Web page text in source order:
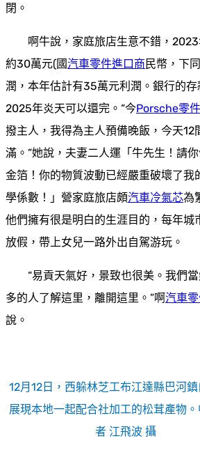
閉。
啊牛說，家庭旅店生意不錯，
約30萬元(國汽車零件進口商 民幣，下
潤，本年估計有35萬元利潤。銀行的存
2025年炎天可以還完。“今Porsche零件
撥主人，我得為主人預備晚飯，今天12
滿。”她說，夫妻二人運「牛先生！請
金箔！你的物質波動已經嚴重破壞了我
學係數！」營家庭旅店頗汽車冷氣芯為
他們擁有很是明白的生涯目的，每年城
放假，帶上女兒一路外出自駕游玩。
“易貢天氣好，景致也很美。我們
多的人了解這里，離開這里。”啊汽車
說。
12月12日，西躲林芝工布江達縣巴河
展現本地一起配合社加工的松茸產物
者 江飛波 攝